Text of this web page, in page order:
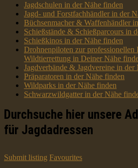
Jagdschulen in der Nähe finden
Jagd- und Forstfachhändler in der
Büchsenmacher & Waffenhändler
Schießstände & Schießparcours in
Schießkinos in der Nähe finden
Drohnenpiloten zur professionellen
Wildtierrettung in Deiner Nähe
Jagdverbände & Jagdvereine in der
Präparatoren in der Nähe finden
Wildparks in der Nähe finden
Schwarzwildgatter in der Nähe
Durchsuche hier unsere
für Jagdadressen
Submit listing Favourites